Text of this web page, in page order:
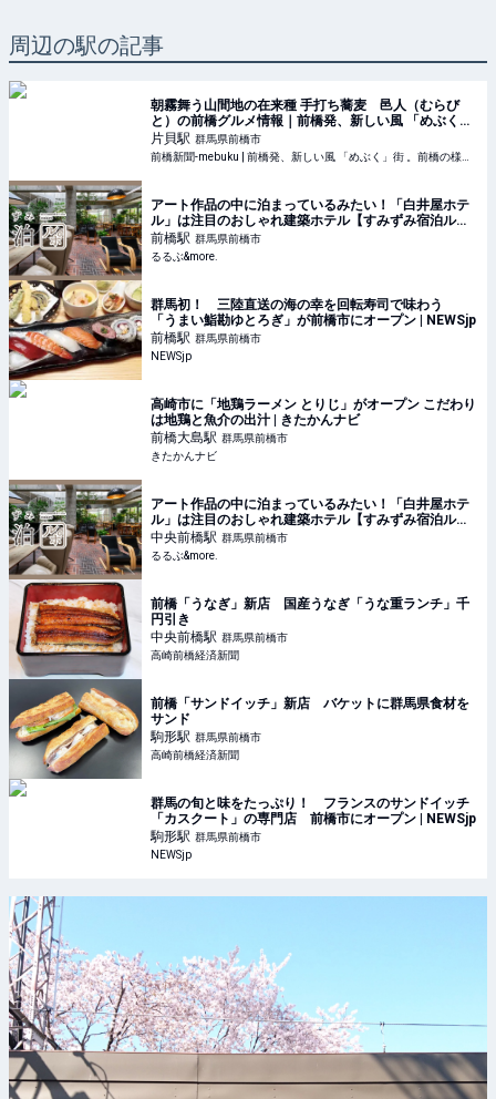
周辺の駅の記事
朝霧舞う山間地の在来種 手打ち蕎麦 邑人（むらび
と）の前橋グルメ情報｜前橋発、新しい風 「めぶく」
街 。前橋の様々な話題を取り扱う前橋新聞-mebukuで
す。
片貝駅 群馬県前橋市
アート作品の中に泊まっているみたい！「白井屋ホテ
ル」は注目のおしゃれ建築ホテル【すみずみ宿泊ル
ポ】｜るるぶ&more.
前橋駅 群馬県前橋市
るるぶ&more.
群馬初！ 三陸直送の海の幸を回転寿司で味わう
「うまい鮨勘ゆとろぎ」が前橋市にオープン | NEWSjp
前橋駅 群馬県前橋市
NEWSjp
高崎市に「地鶏ラーメン とりじ」がオープン こだわり
は地鶏と魚介の出汁 | きたかんナビ
前橋大島駅 群馬県前橋市
きたかんナビ
アート作品の中に泊まっているみたい！「白井屋ホテ
ル」は注目のおしゃれ建築ホテル【すみずみ宿泊ル
ポ】｜るるぶ&more.
中央前橋駅 群馬県前橋市
るるぶ&more.
前橋「うなぎ」新店 国産うなぎ「うな重ランチ」千
円引き
中央前橋駅 群馬県前橋市
高崎前橋経済新聞
前橋「サンドイッチ」新店 バケットに群馬県食材を
サンド
駒形駅 群馬県前橋市
高崎前橋経済新聞
群馬の旬と味をたっぷり！ フランスのサンドイッチ
「カスクート」の専門店 前橋市にオープン | NEWSjp
駒形駅 群馬県前橋市
NEWSjp